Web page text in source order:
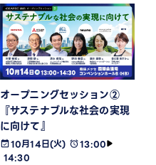
オープニングセッション②
『サステナブルな社会の実現
に向けて』
10月14日(火)
13:00
14:30